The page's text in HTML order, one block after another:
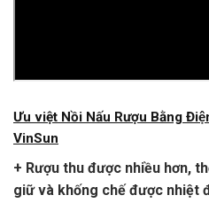
Ưu việt Nồi Nấu Rượu Bằng
VinSun
+ Rượu thu được nhiều hơn,
giữ và khống chế được nhiệt